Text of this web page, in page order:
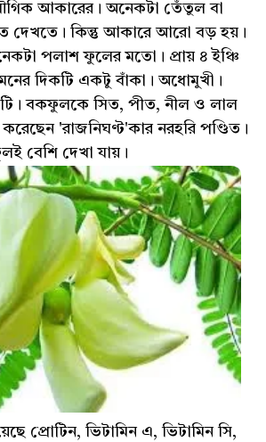
আকারের। অনেকটা তেঁতুল বা
দেখতে। কিন্তু আকারে আরো বড় হয়।
পলাশ ফুলের মতো। প্রায় ৪ ইঞ্চি
দিকটি একটু বাঁকা। অধোমুখী।
বকফুলকে সিত, পীত, নীল ও লাল
'রাজনিঘণ্ট'কার নরহরি পণ্ডিত।
বেশি দেখা যায়।
প্রোটিন, ভিটামিন এ, ভিটামিন সি,